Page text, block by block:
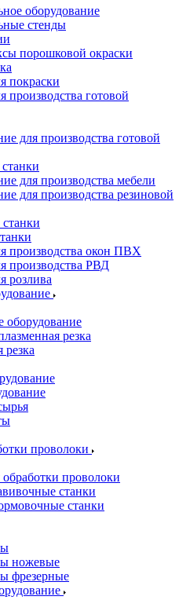
оборудование
стенды
порошковой окраски
покраски
производства готовой
для производства готовой
для производства мебели
для производства резиновой
производства окон ПВХ
производства РВД
розлива
оборудование
резка
резка
проволоки
проволоки
станки
станки
ножевые
фрезерные